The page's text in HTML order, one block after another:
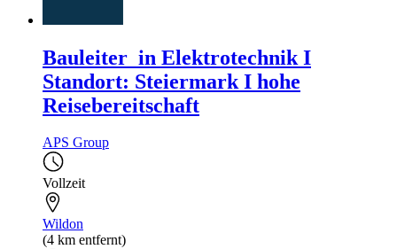
Bauleiter_in Elektrotechnik I
Standort: Steiermark I hohe
Reisebereitschaft
APS Group
Vollzeit
Wildon
(4 km entfernt)